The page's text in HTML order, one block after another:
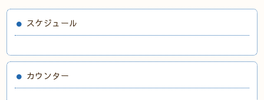
スケジュール
カウンター